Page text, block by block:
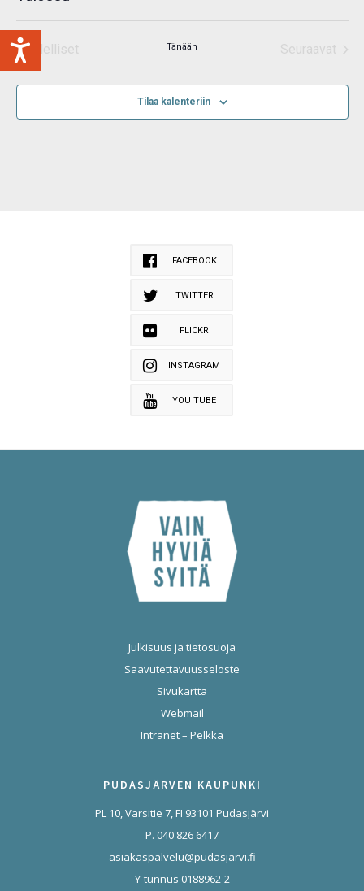
Valitse
päivä.
Edelliset
Tänään
Seuraavat
Tilaa kalenteriin
FACEBOOK
TWITTER
FLICKR
INSTAGRAM
YOU TUBE
Julkisuus ja tietosuoja
Saavutettavuusseloste
Sivukartta
Webmail
Intranet – Pelkka
PUDASJÄRVEN KAUPUNKI
PL 10, Varsitie 7, FI 93101 Pudasjärvi
P. 040 826 6417
asiakaspalvelu@pudasjarvi.fi
Y-tunnus 0188962-2